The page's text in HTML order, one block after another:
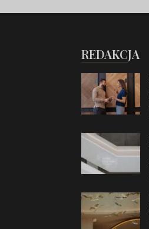
REDAKCJA